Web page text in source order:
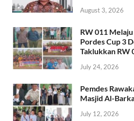
August 3, 2026
RW 011
Pordes Cup 3
Taklukkan RW
July 24, 2026
Pemdes
Masjid Al-
July 12, 2026